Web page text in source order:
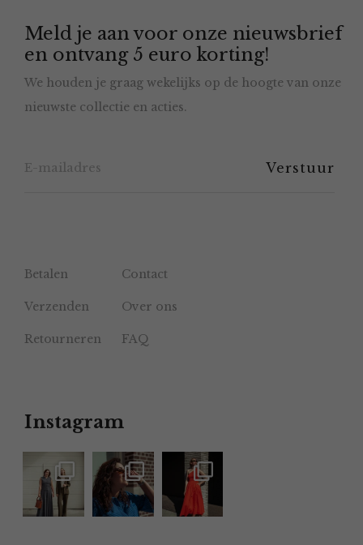
Meld je aan voor onze nieuwsbrief
en ontvang 5 euro korting!
We houden je graag wekelijks op de hoogte van onze
nieuwste collectie en acties.
Betalen Contact
Verzenden Over ons
Retourneren FAQ
Instagram